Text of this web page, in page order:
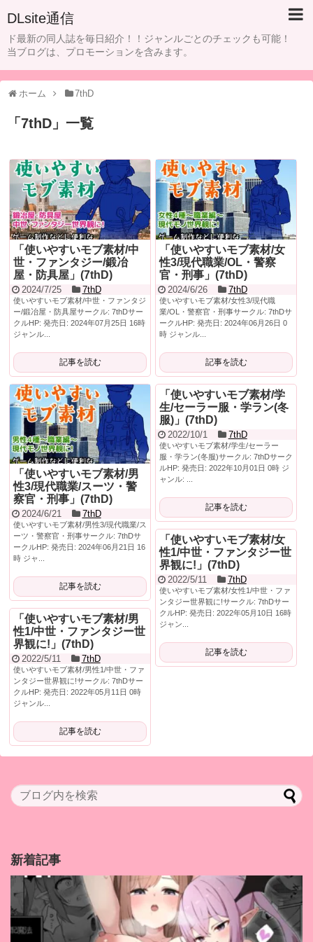
DLsite通信
ド最新の同人誌を毎日紹介！！ジャンルごとのチェックも可能！
当ブログは、プロモーションを含みます。
ホーム 7thD
「 7thD 」 一覧
「使いやすいモブ素材/中
世・ファンタジー/鍛冶
屋・防具屋」(7thD)
2024/7/25 7thD
使いやすいモブ素材/中世・ファンタジ
ー/鍛冶屋・防具屋サークル: 7thDサー
クルHP: 発売日: 2024年07月25日 16時
ジャンル...
記事を読む
「使いやすいモブ素材/女
性3/現代職業/OL・警察
官・刑事」(7thD)
2024/6/26 7thD
使いやすいモブ素材/女性3/現代職
業/OL・警察官・刑事サークル: 7thDサ
ークルHP: 発売日: 2024年06月26日 0
時 ジャンル...
記事を読む
「使いやすいモブ素材/男
性3/現代職業/スーツ・警
察官・刑事」(7thD)
2024/6/21 7thD
使いやすいモブ素材/男性3/現代職業/ス
ーツ・警察官・刑事サークル: 7thDサ
ークルHP: 発売日: 2024年06月21日 16
時 ジャ...
記事を読む
「使いやすいモブ素材/学
生/セーラー服・学ラン(冬
服)」(7thD)
2022/10/1 7thD
使いやすいモブ素材/学生/セーラー
服・学ラン(冬服)サークル: 7thDサーク
ルHP: 発売日: 2022年10月01日 0時 ジ
ャンル: ...
記事を読む
「使いやすいモブ素材/女
性1/中世・ファンタジー世
界観に!」(7thD)
2022/5/11 7thD
使いやすいモブ素材/女性1/中世・ファ
ンタジー世界観に!サークル: 7thDサー
クルHP: 発売日: 2022年05月10日 16時
ジャン...
記事を読む
「使いやすいモブ素材/男
性1/中世・ファンタジー世
界観に!」(7thD)
2022/5/11 7thD
使いやすいモブ素材/男性1/中世・ファ
ンタジー世界観に!サークル: 7thDサー
クルHP: 発売日: 2022年05月11日 0時
ジャンル...
記事を読む
新着記事